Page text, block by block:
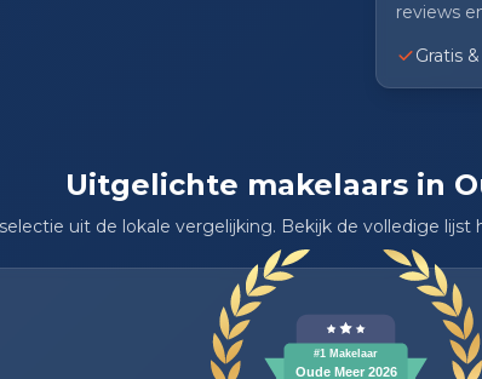
reviews
Gratis
Uitgelichte makelaars in
uit de lokale vergelijking. Bekijk de volledige